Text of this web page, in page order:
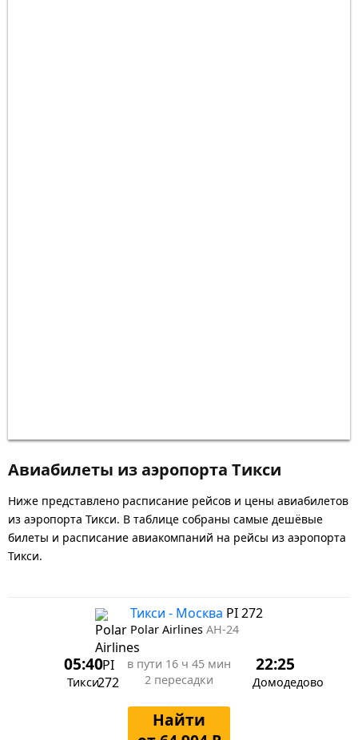
Авиабилеты из аэропорта Тикси
Ниже представлено расписание рейсов и цены авиабилетов
из аэропорта Тикси. В таблице собраны самые дешёвые
билеты и расписание авиакомпаний на рейсы из аэропорта
Тикси.
Тикси - Москва PI 272
Polar Airlines АН-24
05:40
Тикси
в пути 16 ч 45 мин
2 пересадки
22:25
Домодедово
Найти